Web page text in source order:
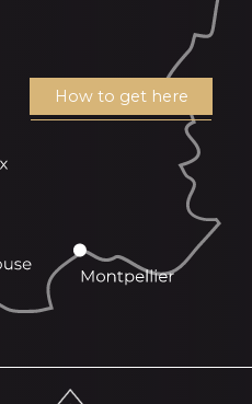
How to get here